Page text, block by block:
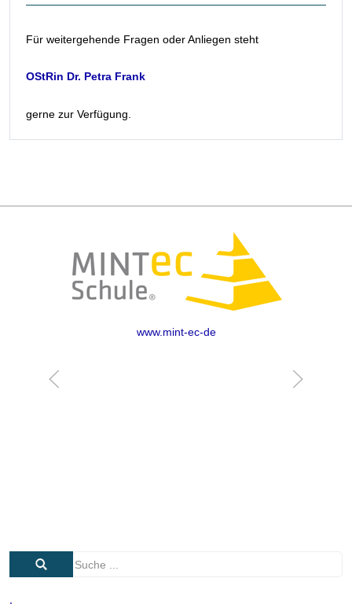
Für weitergehende Fragen oder Anliegen steht
OStRin Dr. Petra Frank
gerne zur Verfügung.
www.mint-ec-de